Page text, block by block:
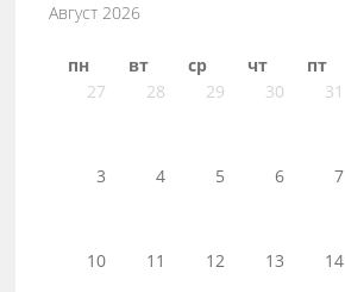
Август 2026
пн вт ср чт пт
27
28 29 30 31
3 4 5 6 7
10 11 12 13 14